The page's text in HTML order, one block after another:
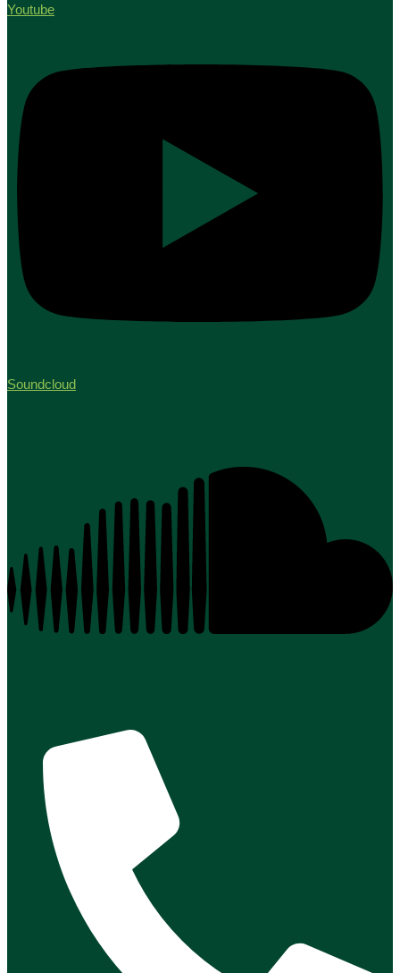
Youtube
Soundcloud